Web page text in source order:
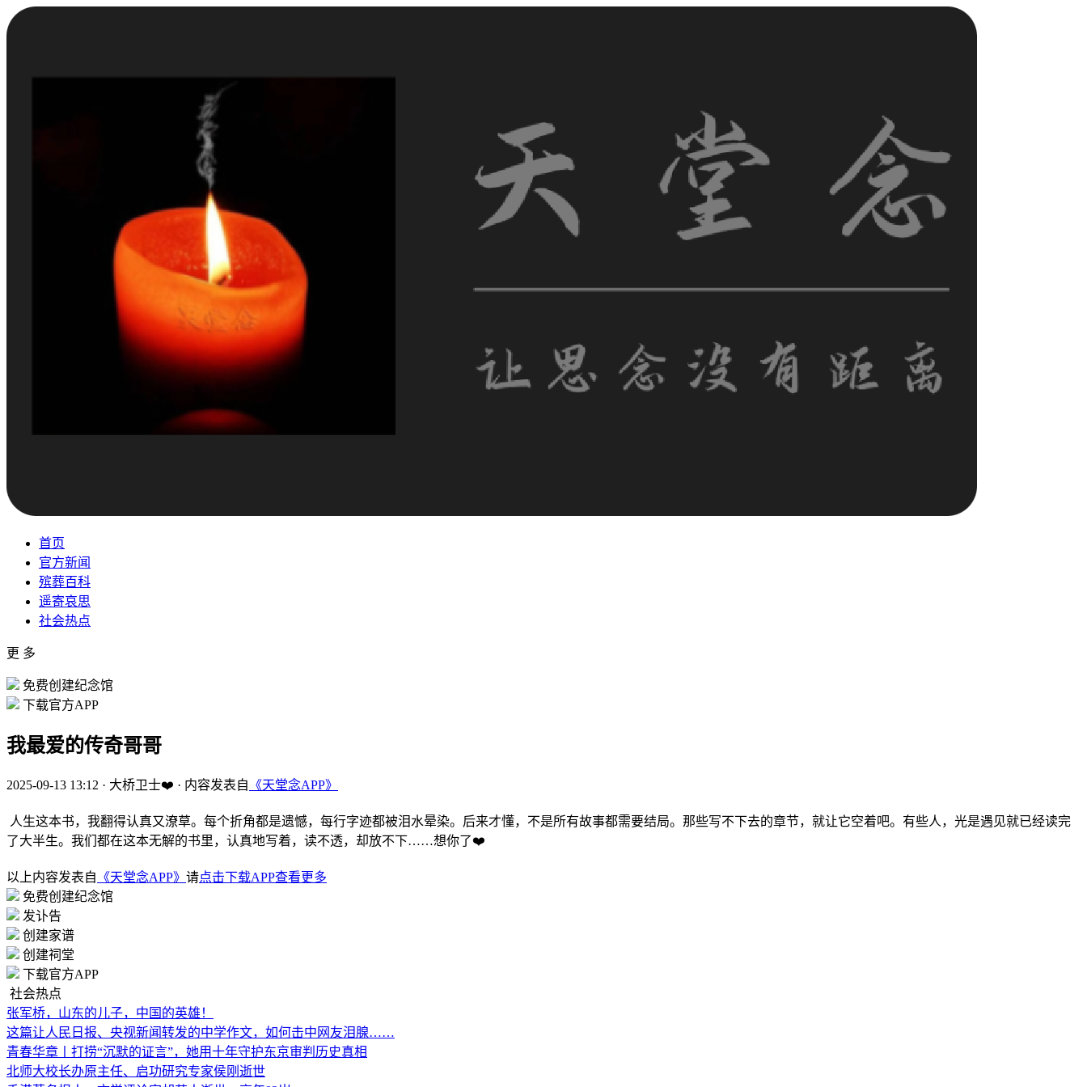
首页
官方新闻
殡葬百科
遥寄哀思
社会热点
更 多
免费创建纪念馆
下载官方APP
我最爱的传奇哥哥
2025-09-13 13:12 · 大桥卫士❤️ · 内容发表自 《天堂念APP》
人生这本书，我翻得认真又潦草。每个折角都是遗憾，每行字迹都被泪水晕染。后来才懂，不是所有故事都需要结局。那些写不下去的章节，就让它空着吧。有些人，光是遇见就已经读完
了大半生。我们都在这本无解的书里，认真地写着，读不透，却放不下……想你了❤️
以上内容发表自 《天堂念APP》 请点击下载APP查看更多
免费创建纪念馆
发讣告
创建家谱
创建祠堂
下载官方APP
社会热点
张军桥，山东的儿子，中国的英雄！
这篇让人民日报、央视新闻转发的中学作文，如何击中网友泪腺……
青春华章丨打捞“沉默的证言”，她用十年守护东京审判历史真相
北师大校长办原主任、启功研究专家侯刚逝世